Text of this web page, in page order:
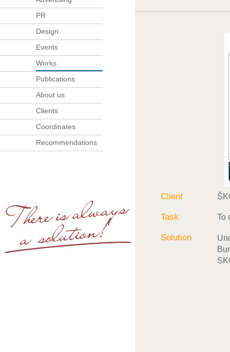
PR
Design
Events
Works
Publications
About us
Clients
Coordinates
Recommendations
Client
Task To
Solution